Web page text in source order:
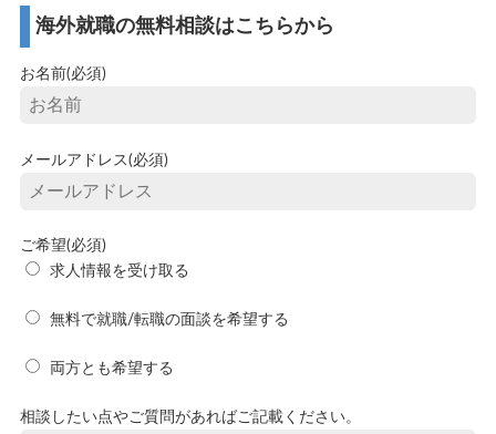
海外就職の無料相談はこちらから
お名前(必須)
メールアドレス(必須)
ご希望(必須)
求人情報を受け取る
無料で就職/転職の面談を希望する
両方とも希望する
相談したい点やご質問があればご記載ください。